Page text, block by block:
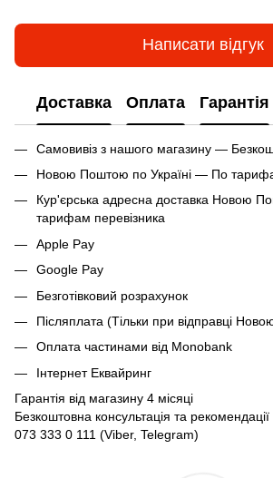
Написати відгук
Доставка Оплата Гарантія
Самовивіз з нашого магазину —
Новою Поштою по Україні — По
Кур'єрська адресна доставка Новою
тарифам перевізника
Apple Pay
Google Pay
Безготівковий розрахунок
Післяплата (Тільки при відправці
Оплата частинами від Monobank
Інтернет Еквайринг
Гарантія від магазину 4 місяці
Безкоштовна консультація та
073 333 0 111 (Viber, Telegram)